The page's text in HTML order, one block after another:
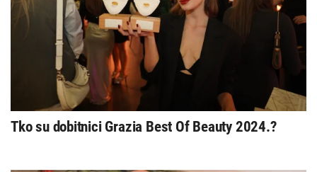
Tko su dobitnici Grazia Best Of Beauty 2024.?